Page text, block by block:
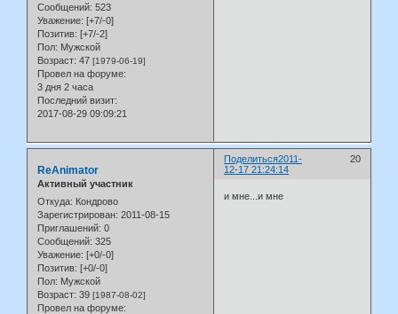
Сообщений: 523
Уважение: [+7/-0]
Позитив: [+7/-2]
Пол: Мужской
Возраст: 47 [1979-06-19]
Провел на форуме:
3 дня 2 часа
Последний визит:
2017-08-29 09:09:21
Поделиться 20
2011-
12-17 21:24:14
ReAnimator
Активный участник
Откуда: Кондрово
Зарегистрирован: 2011-08-15
Приглашений: 0
Сообщений: 325
Уважение: [+0/-0]
Позитив: [+0/-0]
Пол: Мужской
Возраст: 39 [1987-08-02]
Провел на форуме:
и мне...и мне